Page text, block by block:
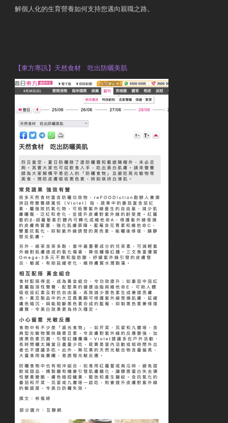
解個人化的生育營養如何支持您邁向親職之路。
【東方專訊】天然食材 吃出防曬美肌